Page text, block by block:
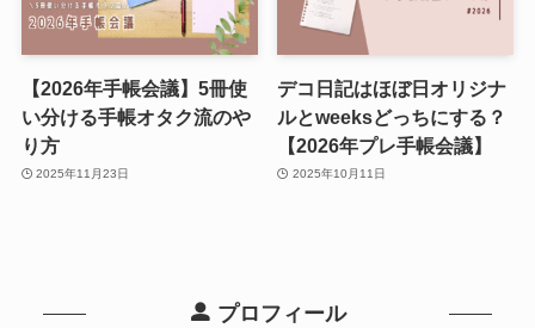
【2026年手帳会議】5冊使
い分ける手帳オタク流のや
り方
2025年11月23日
デコ日記はほぼ日オリジナ
ルとweeksどっちにする？
【2026年プレ手帳会議】
2025年10月11日
プロフィール